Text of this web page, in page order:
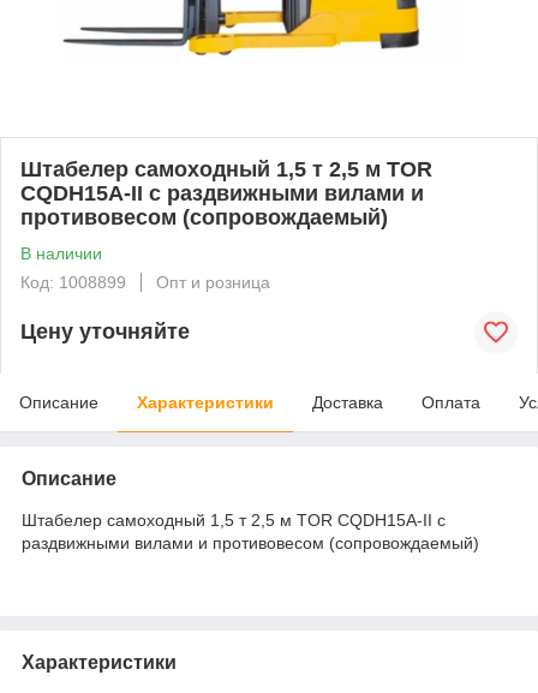
Штабелер самоходный 1,5 т 2,5 м TOR
CQDH15A-II с раздвижными вилами и
противовесом (сопровождаемый)
В наличии
Код: 1008899
Опт и розница
Цену уточняйте
Описание Характеристики Доставка Оплата
Описание
Штабелер самоходный 1,5 т 2,5 м TOR CQDH15A-II с
раздвижными вилами и противовесом (cопровождаемый)
Характеристики